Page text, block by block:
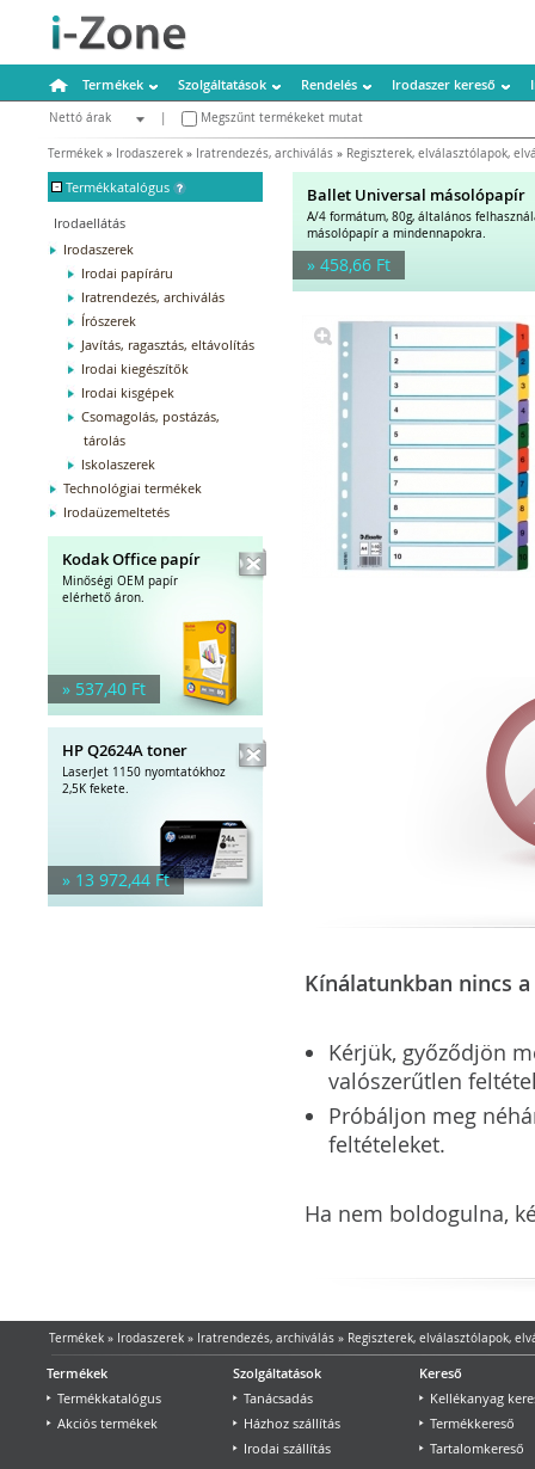
Termékek Szolgáltatások Rendelés Irodaszer kereső
Nettó árak
Megszűnt termékeket mutat
Termékek » Irodaszerek » Iratrendezés, archiválás » Regiszterek, elválasztólapok,
- Termékkatalógus
Irodaellátás
Irodaszerek
Irodai papíráru
Iratrendezés, archiválás
Írószerek
Javítás, ragasztás, eltávolítás
Irodai kiegészítők
Irodai kisgépek
Csomagolás, postázás,
tárolás
Iskolaszerek
Technológiai termékek
Irodaüzemeltetés
Kodak Office papír
Minőségi OEM papír
elérhető áron.
» 537,40 Ft
HP Q2624A toner
LaserJet 1150 nyomtatókhoz
2,5K fekete.
» 13 972,44 Ft
Ballet Universal másolópapír
A/4 formátum, 80g, általános
másolópapír a mindennapokra.
» 458,66 Ft
Kínálatunkban nincs
Kérjük, győződjön
valószerűtlen
Próbáljon meg
feltételeket.
Ha nem boldogulna,
Termékek» Irodaszerek» Iratrendezés, archiválás» Regiszterek, elválasztólapok,
Termékek
Termékkatalógus
Akciós termékek
Szolgáltatások
Tanácsadás
Házhoz szállítás
Irodai szállítás
Kereső
Kellékanyag
Termékkereső
Tartalomkereső